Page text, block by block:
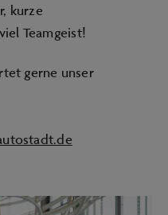
kurze
Teamgeist!
gerne unser